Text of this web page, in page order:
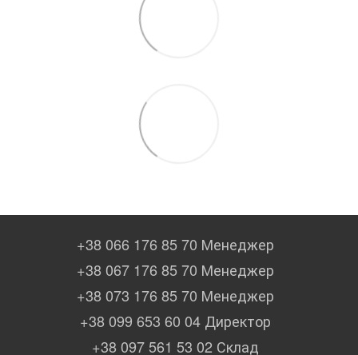
+38 066 176 85 70 Менеджер
+38 067 176 85 70 Менеджер
+38 073 176 85 70 Менеджер
+38 099 653 60 04 Директор
+38 097 561 53 02 Склад